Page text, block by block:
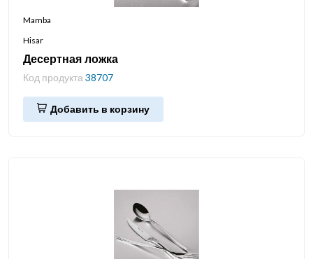
Mamba
Hisar
Десертная ложка
Код продукта 38707
Добавить в корзину